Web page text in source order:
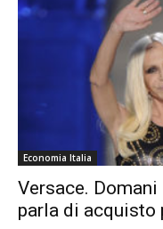
Economia Italia
Versace. Domani
parla di acquisto